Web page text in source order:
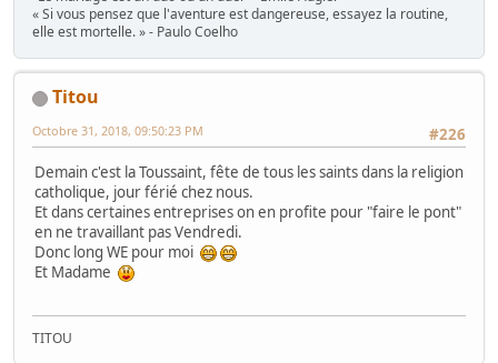
« Si vous pensez que l'aventure est dangereuse, essayez la routine,
elle est mortelle. » - Paulo Coelho
Titou
#226
Octobre 31, 2018, 09:50:23 PM
Demain c'est la Toussaint, fête de tous les saints dans la religion
catholique, jour férié chez nous.
Et dans certaines entreprises on en profite pour "faire le pont"
en ne travaillant pas Vendredi.
Donc long WE pour moi
Et Madame
TITOU